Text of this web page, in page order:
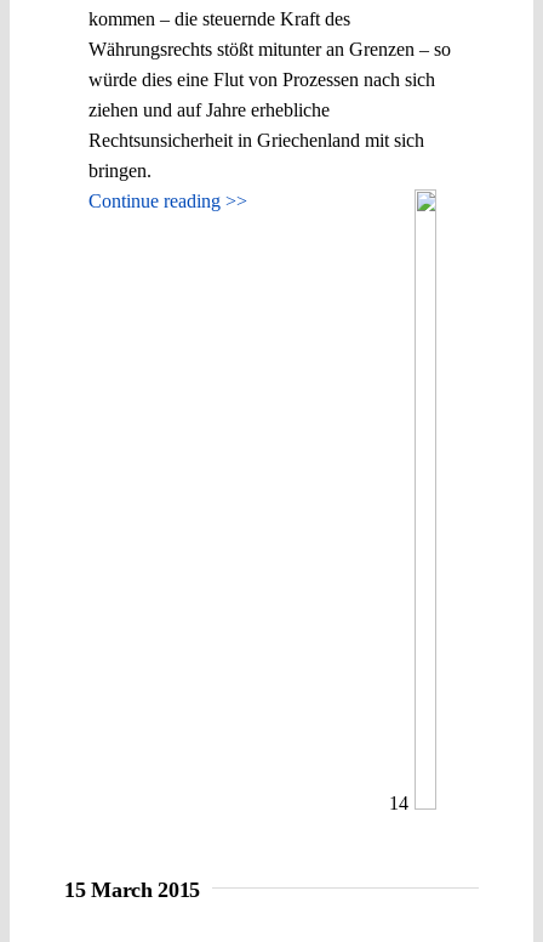
kommen – die steuernde Kraft des
Währungsrechts stößt mitunter an Grenzen – so
würde dies eine Flut von Prozessen nach sich
ziehen und auf Jahre erhebliche
Rechtsunsicherheit in Griechenland mit sich
bringen.
Continue reading >>
14
15 March 2015